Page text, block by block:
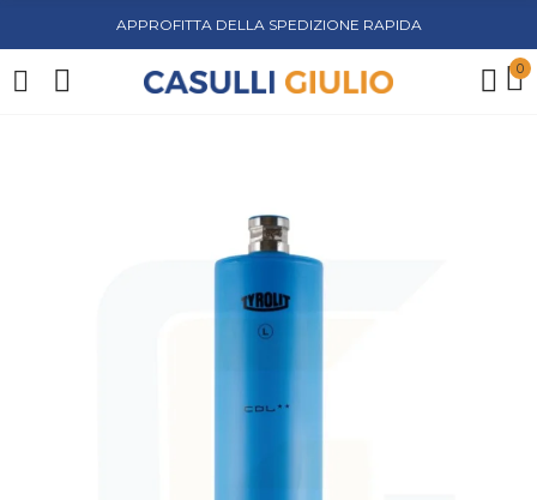
APPROFITTA DELLA SPEDIZIONE RAPIDA
0